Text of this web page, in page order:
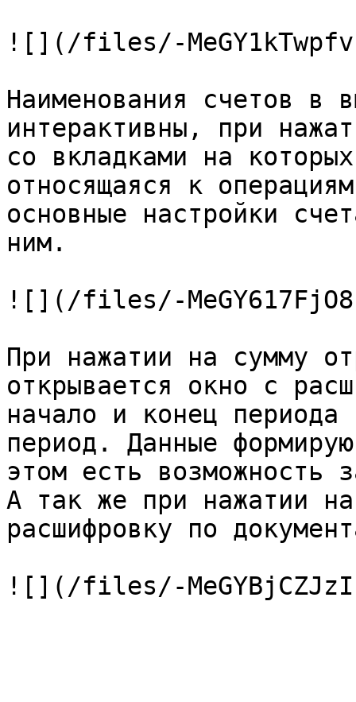
![](/files/-
Наименования счетов в
интерактивны, при
со вкладками на
относящаяся к
основные настройки
ним.
![](/files/-
При нажатии на сумму
открывается окно с
начало и конец
период. Данные
этом есть возможность
А так же при нажатии
расшифровку по